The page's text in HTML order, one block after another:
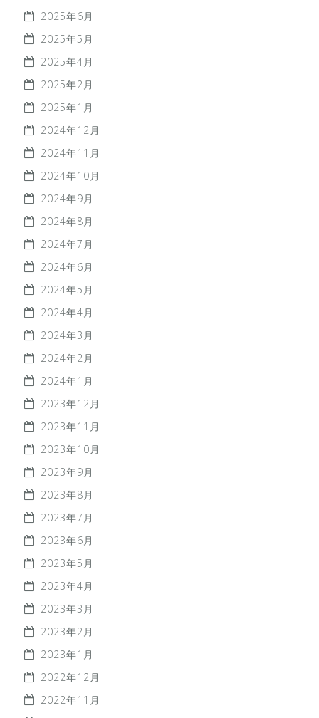
2025年6月
2025年5月
2025年4月
2025年2月
2025年1月
2024年12月
2024年11月
2024年10月
2024年9月
2024年8月
2024年7月
2024年6月
2024年5月
2024年4月
2024年3月
2024年2月
2024年1月
2023年12月
2023年11月
2023年10月
2023年9月
2023年8月
2023年7月
2023年6月
2023年5月
2023年4月
2023年3月
2023年2月
2023年1月
2022年12月
2022年11月